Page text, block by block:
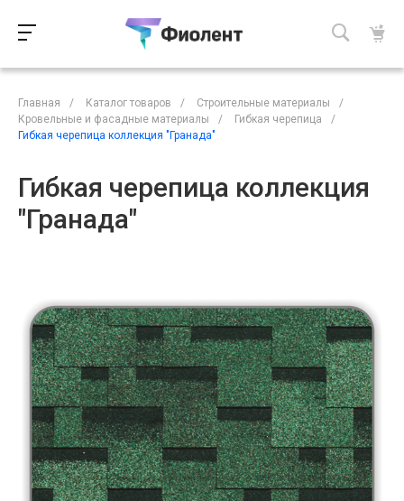
Главная / Каталог товаров / Строительные материалы
/
Кровельные и фасадные материалы
/ Гибкая черепица
/
Гибкая черепица коллекция "Гранада"
Гибкая черепица коллекция
"Гранада"